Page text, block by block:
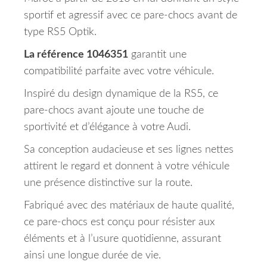
sportif et agressif avec ce pare-chocs avant de
type RS5 Optik.
La référence 1046351 garantit une
compatibilité parfaite avec votre véhicule.
Inspiré du design dynamique de la RS5, ce
pare-chocs avant ajoute une touche de
sportivité et d’élégance à votre Audi.
Sa conception audacieuse et ses lignes nettes
attirent le regard et donnent à votre véhicule
une présence distinctive sur la route.
Fabriqué avec des matériaux de haute qualité,
ce pare-chocs est conçu pour résister aux
éléments et à l’usure quotidienne, assurant
ainsi une longue durée de vie.